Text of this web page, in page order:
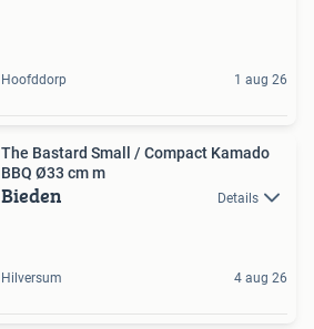
Hoofddorp 1 aug 26
The Bastard Small / Compact Kamado
BBQ Ø33 cm m
Bieden Details
Hilversum 4 aug 26